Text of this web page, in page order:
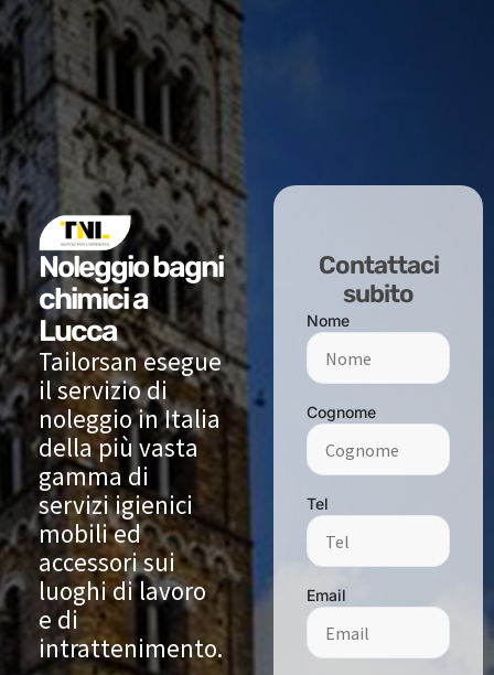
Noleggio bagni
chimici a
Lucca
Tailorsan esegue
il servizio di
noleggio in Italia
della più vasta
gamma di
servizi igienici
mobili ed
accessori sui
luoghi di lavoro
e di
intrattenimento.
Contattaci
subito
Nome
Cognome
Tel
Email